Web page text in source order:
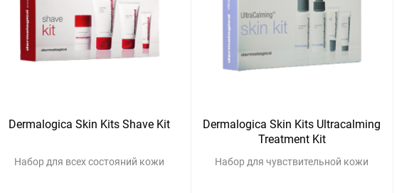
Dermalogica Skin Kits Shave Kit
Набор для всех состояний кожи
Dermalogica Skin Kits Ultracalming
Treatment Kit
Набор для чувствительной кожи